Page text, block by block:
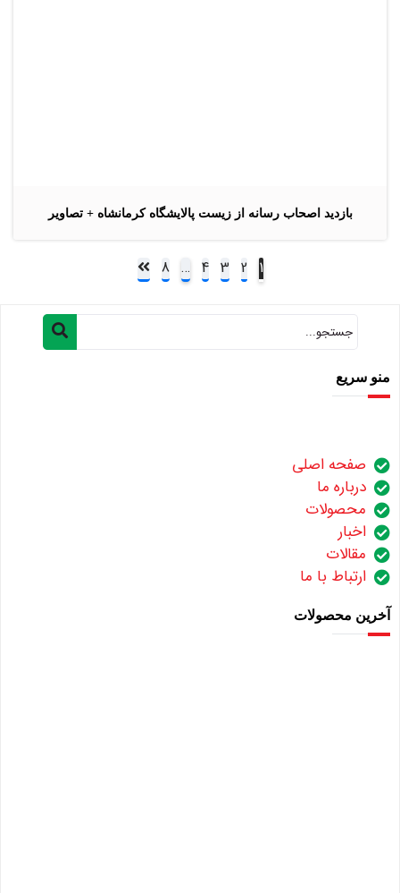
بازدید اصحاب رسانه از زیست پالایشگاه کرمانشاه + تصاویر
1
2
3
4
…
8
منو سریع
صفحه اصلی
درباره ما
محصولات
اخبار
مقالات
ارتباط با ما
آخرین محصولات